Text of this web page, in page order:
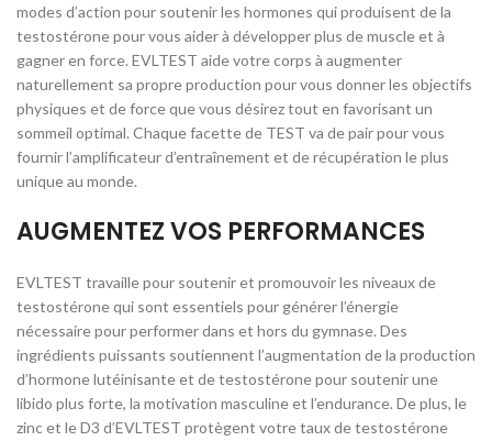
modes d’action pour soutenir les hormones qui produisent de la
testostérone pour vous aider à développer plus de muscle et à
gagner en force. EVLTEST aide votre corps à augmenter
naturellement sa propre production pour vous donner les objectifs
physiques et de force que vous désirez tout en favorisant un
sommeil optimal. Chaque facette de TEST va de pair pour vous
fournir l’amplificateur d’entraînement et de récupération le plus
unique au monde.
AUGMENTEZ VOS PERFORMANCES
EVLTEST travaille pour soutenir et promouvoir les niveaux de
testostérone qui sont essentiels pour générer l’énergie
nécessaire pour performer dans et hors du gymnase. Des
ingrédients puissants soutiennent l’augmentation de la production
d’hormone lutéinisante et de testostérone pour soutenir une
libido plus forte, la motivation masculine et l’endurance. De plus, le
zinc et le D3 d’EVLTEST protègent votre taux de testostérone